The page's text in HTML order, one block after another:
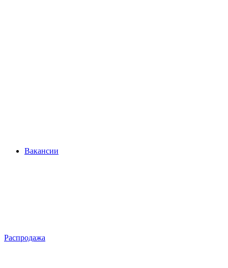
Вакансии
Распродажа